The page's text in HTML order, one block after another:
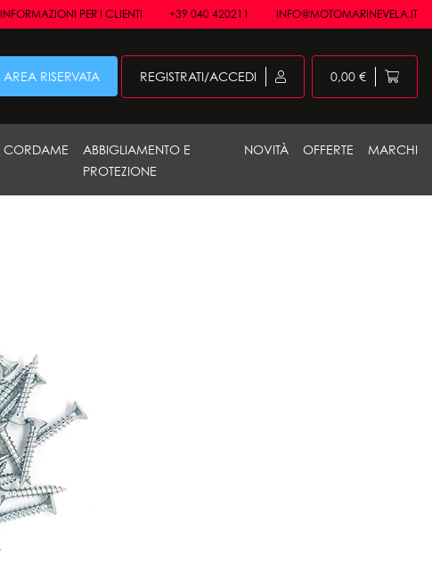
INFORMAZIONI PER I CLIENTI +39 040 420211 INFO@MOTOMARINEVELA.IT
AREA RISERVATA REGISTRATI/ACCEDI 0,00 €
CORDAME
ABBIGLIAMENTO E
PROTEZIONE
NOVITÀ OFFERTE MARCHI